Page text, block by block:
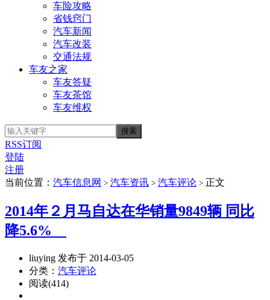
车险攻略
省钱窍门
汽车新闻
汽车改装
交通法规
车友之家
车友答疑
车友茶馆
车友维权
RSS订阅
登陆
注册
当前位置： 汽车信息网 > 汽车资讯 > 汽车评论 > 正文
2014年２月马自达在华销量9849辆 同比
降5.6%
liuying 发布于 2014-03-05
分类： 汽车评论
阅读(414)